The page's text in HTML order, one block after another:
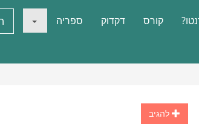
קורס דקדוק ספריה
להגיב